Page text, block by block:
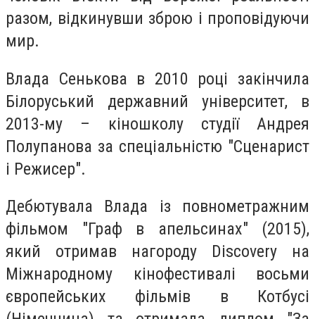
разом, відкинувши зброю і проповідуючи
мир.
Влада Сенькова в 2010 році закінчила
Білоруський державний університет, в
2013-му – кіношколу студії Андрея
Полупанова за спеціальністю "Сценарист
і Режисер".
Дебютувала Влада із повнометражним
фільмом "Граф в апельсинах" (2015),
який отримав нагороду Discovery на
Міжнародному кінофестивалі восьми
європейських фільмів в Котбусі